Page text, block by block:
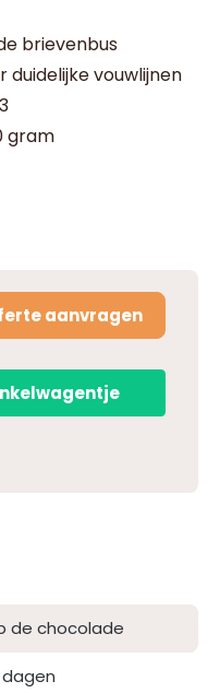
brievenbus
duidelijke vouwlijnen
gram
aanvragen
de chocolade
dagen